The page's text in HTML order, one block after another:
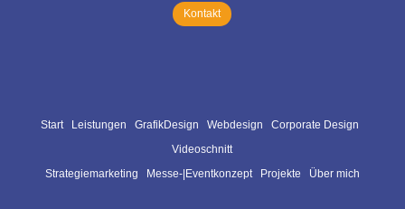
Kontakt
Start Leistungen GrafikDesign Webdesign
Corporate Design
Videoschnitt
Strategiemarketing Messe-|Eventkonzept Projekte Über mich